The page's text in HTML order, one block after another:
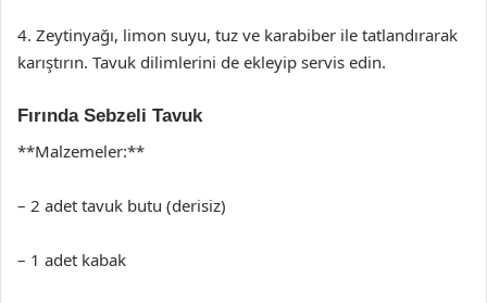
4. Zeytinyağı, limon suyu, tuz ve karabiber ile tatlandırarak
karıştırın. Tavuk dilimlerini de ekleyip servis edin.
Fırında Sebzeli Tavuk
**Malzemeler:**
– 2 adet tavuk butu (derisiz)
– 1 adet kabak